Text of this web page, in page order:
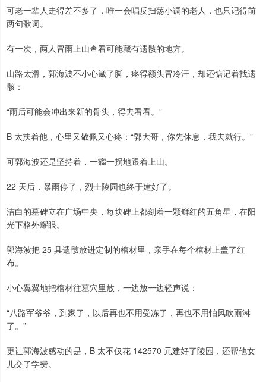
可老一辈人走得差不多了，唯一会唱反扫荡小调的老人，也只记得前
两句歌词。
有一次，两人冒雨上山查看可能藏有遗骸的地方。
山路太滑，郭海波不小心崴了脚，疼得额头冒冷汗，却还惦记着找遗
骸：
“雨后可能会冲出来新的骨头，得去看看。”
B 太扶着他，心里又敬佩又心疼：“郭大哥，你先休息，我去就行。”
可郭海波还是坚持着，一瘸一拐地跟着上山。
22 天后，暴雨停了，烈士陵园也终于建好了。
洁白的墓碑立在广场中央，每块碑上都刻着一颗鲜红的五角星，在阳
光下格外耀眼。
郭海波把 25 具遗骸放进定制的棺材里，亲手在每个棺材上盖了红
布。
小心翼翼地把棺材往墓穴里放，一边放一边轻声说：
“八路军爷爷，到家了，以后再也不用受冻了，再也不用怕风吹雨淋
了。”
更让郭海波感动的是，B 太不仅花 142570 元建好了陵园，还帮他女
儿交了学费。